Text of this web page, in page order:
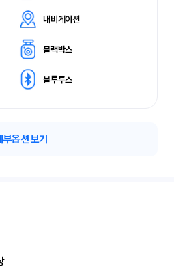
내비게이션
블랙박스
블루투스
부옵션 보기